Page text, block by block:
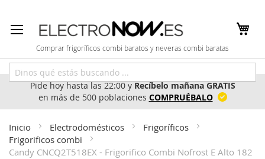
al
contenido
Comprar frigoríficos combi baratos y neveras combi baratas
Pide hoy hasta las 22:00 yRecíbelo mañana GRATIS
en más de 500 poblaciones COMPRUÉBALO
Inicio Electrodomésticos
Frigoríficos
Frigorificos combi
Candy CNCQ2T518EX - Frigorifico Combi Nofrost E Alto 182